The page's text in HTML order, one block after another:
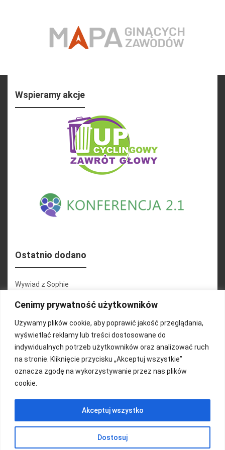
Cenimy prywatność użytkowników
Używamy plików cookie, aby poprawić jakość przeglądania,
wyświetlać reklamy lub treści dostosowane do
indywidualnych potrzeb użytkowników oraz analizować ruch
na stronie. Kliknięcie przycisku „Akceptuj wszystkie”
oznacza zgodę na wykorzystywanie przez nas plików
cookie.
Dostosuj
Akceptuj wszystko
Wspieramy akcje
Ostatnio dodano
Wywiad z Sophie
Konferencja 2.1
Martyna Wojciechowska
Relacja zdjęciowa 25.09.2024r (cz.2)
Wywiady z uczestnikami
FUNDACJA KOLOROWO